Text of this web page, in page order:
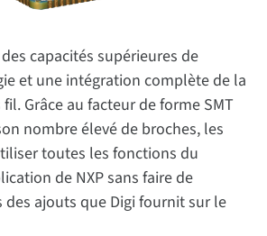
capacités supérieures de
et une intégration complète de la
Grâce au facteur de forme SMT
nombre élevé de broches, les
toutes les fonctions du
de NXP sans faire de
des ajouts que Digi fournit sur le